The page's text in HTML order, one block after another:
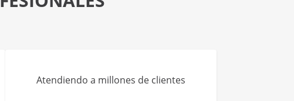
Atendiendo a millones de clientes